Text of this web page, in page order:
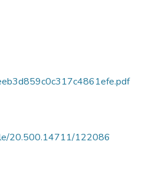
20.500.14711/122086